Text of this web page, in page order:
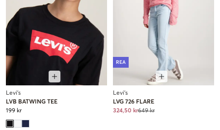
Levi's
LVB BATWING TEE
199 kr
REA
Levi's
LVG 726 FLARE
324,50 kr649 kr